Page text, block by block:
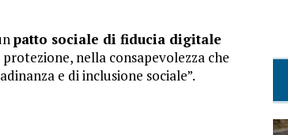
patto sociale di fiducia digitale
nella consapevolezza che
e di inclusione sociale”.